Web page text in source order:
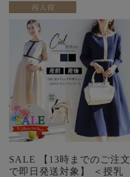
SALE 【13時までのご注文
で即日発送対象】 ＜授乳